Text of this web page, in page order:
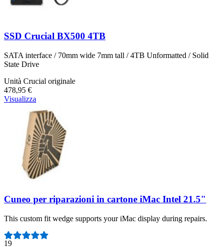
SSD Crucial BX500 4TB
SATA interface / 70mm wide 7mm tall / 4TB Unformatted / Solid
State Drive
Unità Crucial originale
478,95 €
Visualizza
Cuneo per riparazioni in cartone iMac Intel 21.5"
This custom fit wedge supports your iMac display during repairs.
Numero di recensioni:
19